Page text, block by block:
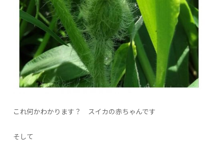
これ何かわかります？ スイカの赤ちゃんです
そして